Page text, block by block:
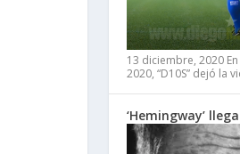
13 diciembre, 2020
2020, “D10S” dejó la
‘Hemingway’